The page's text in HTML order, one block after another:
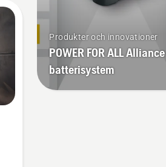
Produkter och innovationer
POWER FOR ALL Alliance
batterisystem